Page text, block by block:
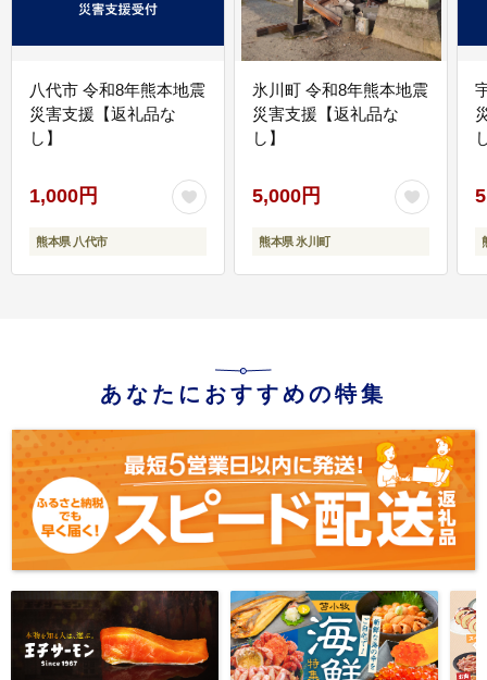
八代市 令和8年熊本地震
災害支援【返礼品な
し】
1,000円
熊本県 八代市
氷川町 令和8年熊本地震
災害支援【返礼品な
し】
5,000円
熊本県 氷川町
あなたにおすすめの特集